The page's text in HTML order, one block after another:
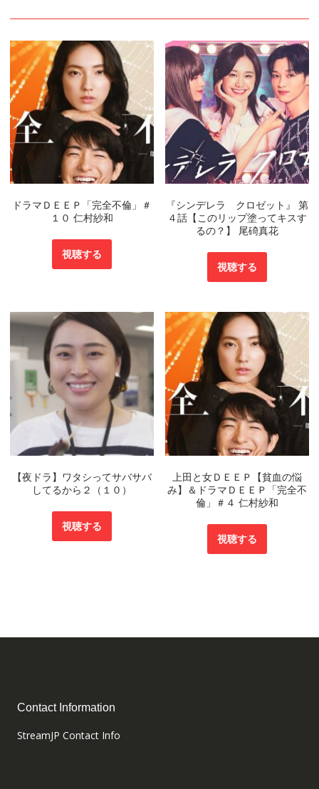
ドラマＤＥＥＰ「完全不倫」＃
１０ 仁村紗和
視聴する
『シンデレラ クロゼット』 第
４話【このリップ塗ってキスす
るの？】 尾碕真花
視聴する
【夜ドラ】ワタシってサバサバ
してるから２（１０）
視聴する
上田と女ＤＥＥＰ【貧血の悩
み】＆ドラマＤＥＥＰ「完全不
倫」＃４ 仁村紗和
視聴する
Contact Information
StreamJP Contact Info